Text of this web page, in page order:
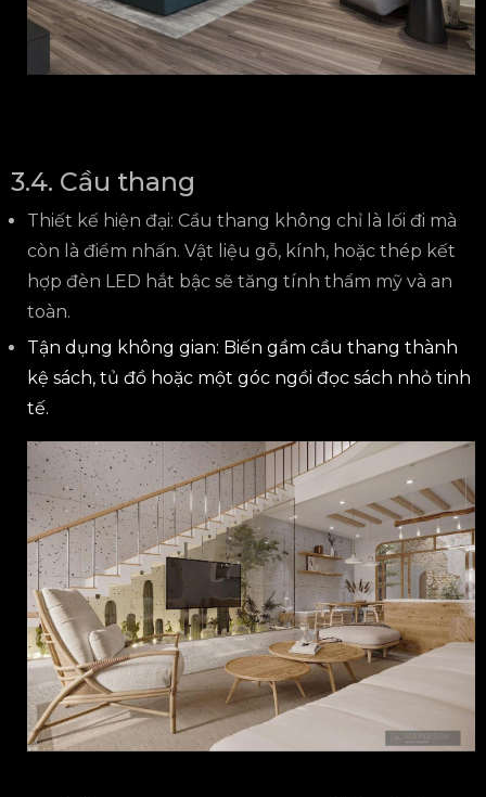
3.4. Cầu thang
Thiết kế hiện đại: Cầu thang không chỉ là lối đi mà
còn là điểm nhấn. Vật liệu gỗ, kính, hoặc thép kết
hợp đèn LED hắt bậc sẽ tăng tính thẩm mỹ và an
toàn.
Tận dụng không gian: Biến gầm cầu thang thành
kệ sách, tủ đồ hoặc một góc ngồi đọc sách nhỏ tinh
tế.